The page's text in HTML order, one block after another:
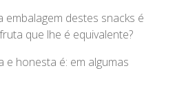
embalagem destes snacks é
que lhe é equivalente?
honesta é: em algumas